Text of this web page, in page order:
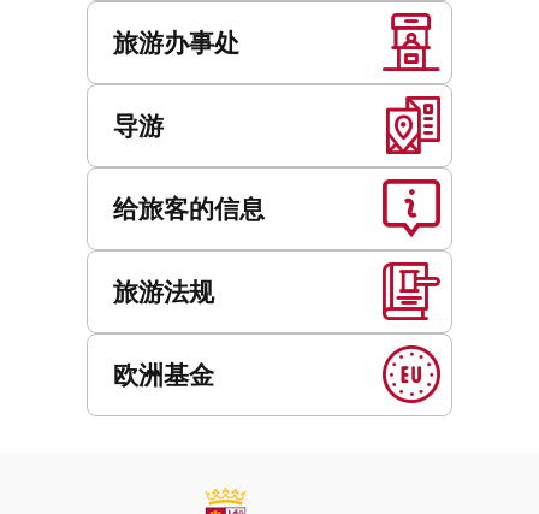
旅游办事处
导游
给旅客的信息
旅游法规
欧洲基金